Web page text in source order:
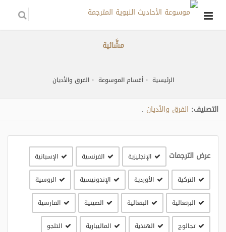
مشَّائية
الرئيسية أقسام الموسوعة الفرق والأديان
التصنيف: الفرق والأديان
عرض الترجمات الإنجليزية الفرنسية الإسبانية
التركية الأوردية الإندونيسية الروسية
البرتغالية البنغالية الصينية الفارسية
تجالوج الهندية الماليبارية التلجو